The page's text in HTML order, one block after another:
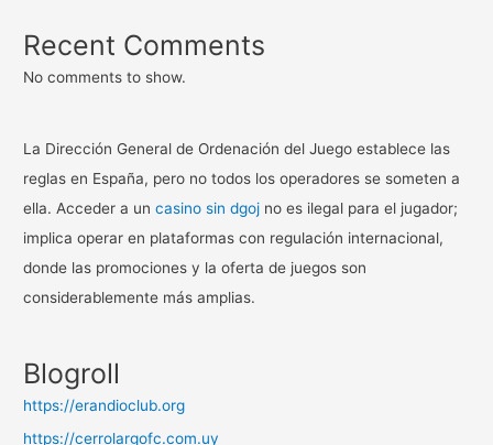
Recent Comments
No comments to show.
La Dirección General de Ordenación del Juego establece las
reglas en España, pero no todos los operadores se someten a
ella. Acceder a uncasino sin dgoj no es ilegal para el jugador;
implica operar en plataformas con regulación internacional,
donde las promociones y la oferta de juegos son
considerablemente más amplias.
Blogroll
https://erandioclub.org
https://cerrolargofc.com.uy